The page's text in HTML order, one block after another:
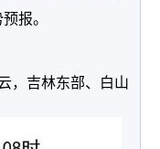
报。
，吉林东部、白山